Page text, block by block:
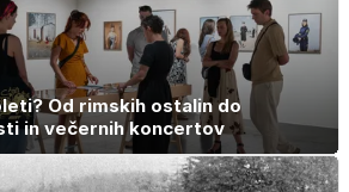
Od rimskih ostalin do
in večernih koncertov